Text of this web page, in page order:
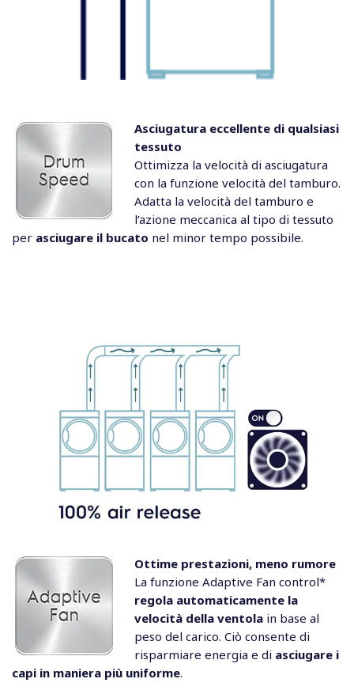
Asciugatura eccellente di qualsiasi
tessuto
Ottimizza la velocità di asciugatura
con la funzione velocità del tamburo.
Adatta la velocità del tamburo e
l’azione meccanica al tipo di tessuto
per asciugare il bucato nel minor tempo possibile.
Ottime prestazioni, meno rumore
La funzione Adaptive Fan control*
regola automaticamente la
velocità della ventolain base al
peso del carico. Ciò consente di
risparmiare energia e di asciugare i
capi in maniera più uniforme.